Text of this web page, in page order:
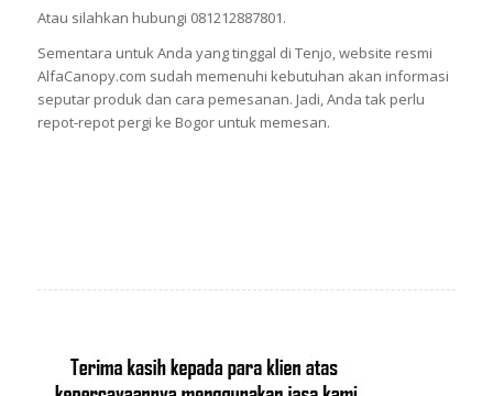
Atau silahkan hubungi 081212887801.
Sementara untuk Anda yang tinggal di Tenjo, website resmi
AlfaCanopy.com sudah memenuhi kebutuhan akan informasi
seputar produk dan cara pemesanan. Jadi, Anda tak perlu
repot-repot pergi ke Bogor untuk memesan.